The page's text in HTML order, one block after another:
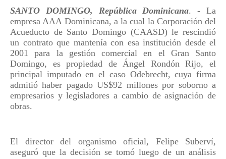
SANTO DOMINGO, República Dominicana. - La
empresa AAA Dominicana, a la cual la Corporación del
Acueducto de Santo Domingo (CAASD) le rescindió
un contrato que mantenía con esa institución desde el
2001 para la gestión comercial en el Gran Santo
Domingo, es propiedad de Ángel Rondón Rijo, el
principal imputado en el caso Odebrecht, cuya firma
admitió haber pagado US$92 millones por soborno a
empresarios y legisladores a cambio de asignación de
obras.
El director del organismo oficial, Felipe Suberví,
aseguró que la decisión se tomó luego de un análisis